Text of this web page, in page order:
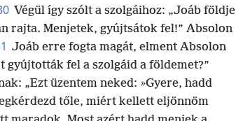
Végül így szólt a szolgáihoz: „Joáb földje
rajta. Menjetek, gyújtsátok fel!” Absolon
Joáb erre fogta magát, elment Absolon
gyújtották fel a szolgáid a földemet?”
„Ezt üzentem neked: »Gyere, hadd
tőle, miért kellett eljönnöm